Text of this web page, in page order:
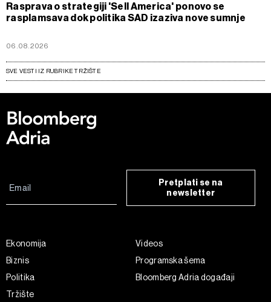
Rasprava o strategiji 'Sell America' ponovo se
rasplamsava dok politika SAD izaziva nove sumnje
06.08.2026
SVE VESTI IZ RUBRIKE TRŽIŠTE
Pretplati se na
newsletter
Ekonomija
Biznis
Politika
Tržište
Videos
Programska šema
Bloomberg Adria događaji